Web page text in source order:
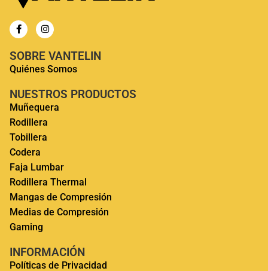
SOBRE VANTELIN
Quiénes Somos
NUESTROS PRODUCTOS
Muñequera
Rodillera
Tobillera
Codera
Faja Lumbar
Rodillera Thermal
Mangas de Compresión
Medias de Compresión
Gaming
INFORMACIÓN
Políticas de Privacidad